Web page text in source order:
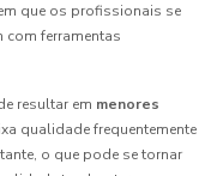
que os profissionais se
com ferramentas
resultar em menores
qualidade frequentemente
o que pode se tornar